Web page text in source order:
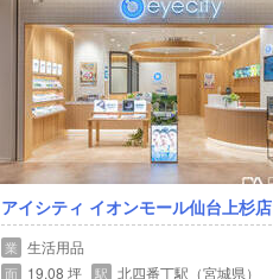
アイシティ イオンモール仙台上杉店
業 生活用品
面 19.08 坪 駅 北四番丁駅（宮城県）